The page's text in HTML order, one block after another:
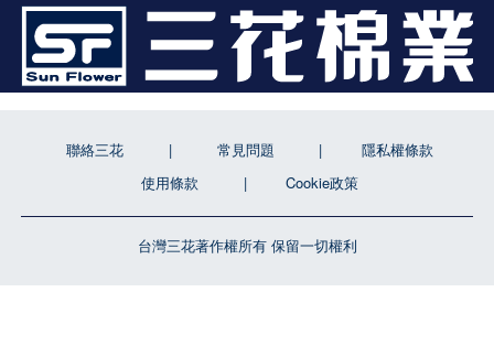
台灣三花著作權所有 保留一切權利
聯絡三花 常見問題
隱私權條款
使用條款
Cookie政策